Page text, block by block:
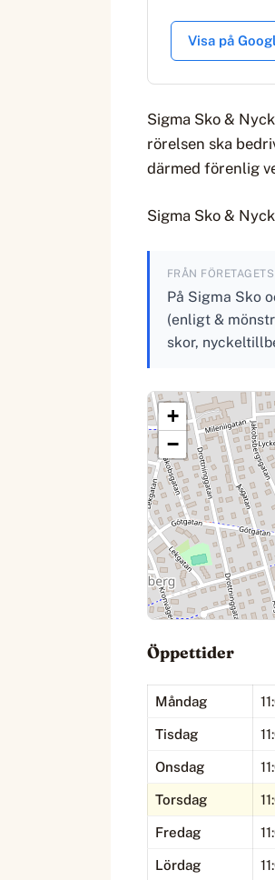
Visa på
Sigma Sko &
rörelsen ska
därmed förenlig
Sigma Sko &
FRÅN
På Sigma Sko
(enligt &
skor,
+
−
Öppettider
Måndag
Tisdag
Onsdag
Torsdag
Fredag
Lördag